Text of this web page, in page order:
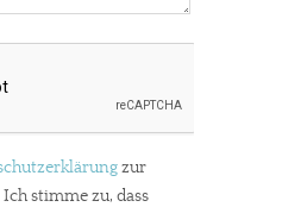
zur
stimme zu, dass